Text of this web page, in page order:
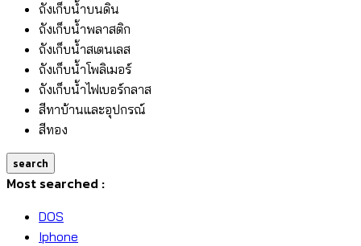
ถังเก็บน้ำบนดิน
ถังเก็บน้ำพลาสติก
ถังเก็บน้ำสเตนเลส
ถังเก็บน้ำโพลิเมอร์
ถังเก็บน้ำไฟเบอร์กลาส
สีทาบ้านและอุปกรณ์
สีทอง
search
Most searched :
DOS
Iphone